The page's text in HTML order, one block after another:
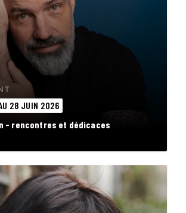
28 JUIN 2026
- rencontres et dédicaces